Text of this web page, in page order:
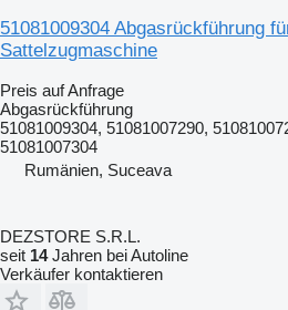
51081009304 Abgasrückführung
Sattelzugmaschine
Preis auf Anfrage
Abgasrückführung
51081009304, 51081007290,
51081007304
Rumänien, Suceava
DEZSTORE S.R.L.
seit 14Jahren bei Autoline
Verkäufer kontaktieren